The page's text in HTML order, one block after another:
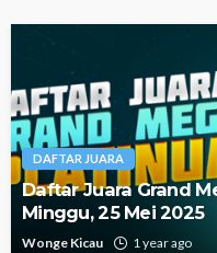
DAFTAR JUARA
Daftar Juara Grand
Minggu, 25 Mei 2025
Wonge Kicau 1 year ago